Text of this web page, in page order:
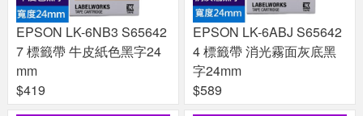
EPSON LK-6NB3 S65642
7 標籤帶 牛皮紙色黑字24
mm
$419
EPSON LK-6ABJ S65642
4 標籤帶 消光霧面灰底黑
字24mm
$589